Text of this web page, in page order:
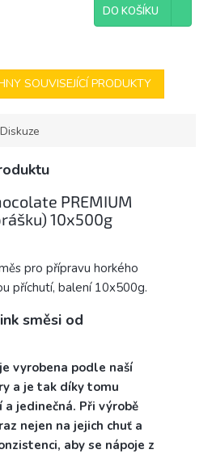
DO KOŠÍKU
SOUVISEJÍCÍ PRODUKTY
Diskuze
PREMIUM
10x500g
pro přípravu horkého
příchutí, balení 10x500g.
směsi od
vyrobena podle naší
a je tak díky tomu
jedinečná. Při výrobě
nejen na jejich chuť a
aby se nápoje z